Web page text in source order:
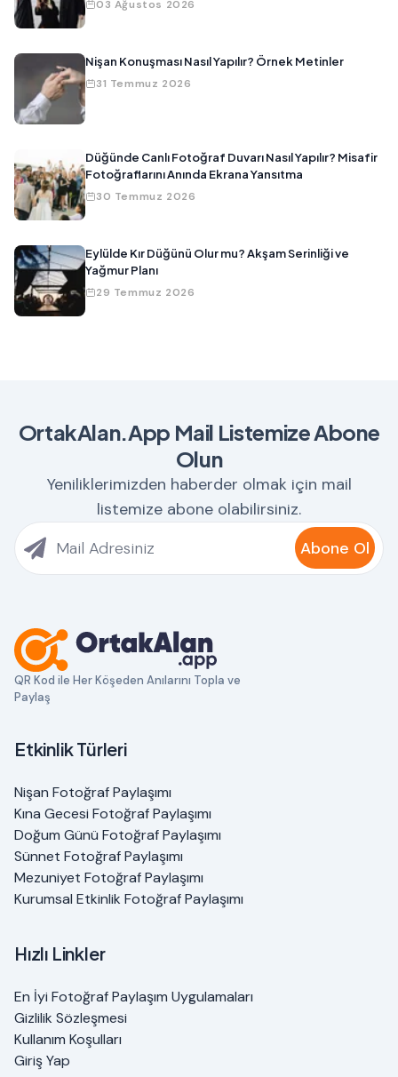
03 Ağustos 2026
Nişan Konuşması Nasıl Yapılır? Örnek Metinler
31 Temmuz 2026
Düğünde Canlı Fotoğraf Duvarı Nasıl Yapılır? Misafir
Fotoğraflarını Anında Ekrana Yansıtma
30 Temmuz 2026
Eylülde Kır Düğünü Olur mu? Akşam Serinliği ve
Yağmur Planı
29 Temmuz 2026
OrtakAlan.App Mail Listemize Abone
Olun
Yeniliklerimizden haberder olmak için mail
listemize abone olabilirsiniz.
Abone Ol
QR Kod ile Her Köşeden Anılarını Topla ve
Paylaş
Etkinlik Türleri
Nişan Fotoğraf Paylaşımı
Kına Gecesi Fotoğraf Paylaşımı
Doğum Günü Fotoğraf Paylaşımı
Sünnet Fotoğraf Paylaşımı
Mezuniyet Fotoğraf Paylaşımı
Kurumsal Etkinlik Fotoğraf Paylaşımı
Hızlı Linkler
En İyi Fotoğraf Paylaşım Uygulamaları
Gizlilik Sözleşmesi
Kullanım Koşulları
Giriş Yap